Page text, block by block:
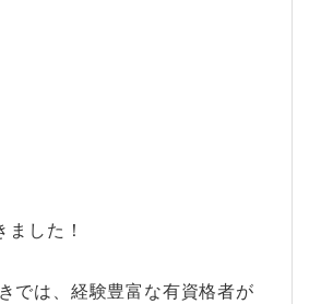
した！
では、経験豊富な有資格者が